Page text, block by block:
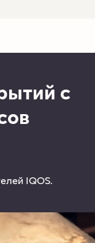
с
IQOS.